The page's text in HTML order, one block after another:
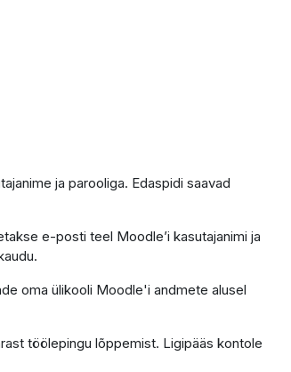
ja parooliga. Edaspidi saavad
e-posti teel Moodle’i kasutajanimi ja
oma ülikooli Moodle'i andmete alusel
töölepingu lõppemist. Ligipääs kontole